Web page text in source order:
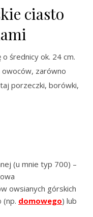
ciasto
średnicy ok. 24 cm.
owoców, zarówno
porzeczki, borówki,
(u mnie typ 700) –
owsianych górskich
(np. domowego) lub